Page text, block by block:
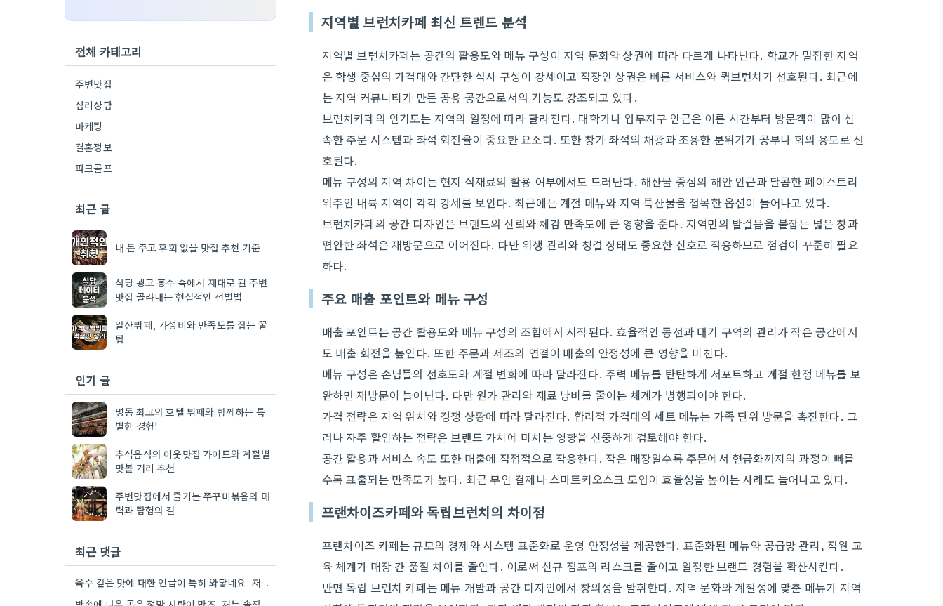
지역별 브런치카페 최신 트렌드 분석
지역별 브런치카페는 공간의 활용도와 메뉴 구성이 지역 문화와 상권에 따라 다르게 나타난다. 학교가 밀집한 지역
은 학생 중심의 가격대와 간단한 식사 구성이 강세이고 직장인 상권은 빠른 서비스와 퀵브런치가 선호된다. 최근에
는 지역 커뮤니티가 만든 공용 공간으로서의 기능도 강조되고 있다.
브런치카페의 인기도는 지역의 일정에 따라 달라진다. 대학가나 업무지구 인근은 이른 시간부터 방문객이 많아 신
속한 주문 시스템과 좌석 회전율이 중요한 요소다. 또한 창가 좌석의 채광과 조용한 분위기가 공부나 회의 용도로 선
호된다.
메뉴 구성의 지역 차이는 현지 식재료의 활용 여부에서도 드러난다. 해산물 중심의 해안 인근과 달콤한 페이스트리
위주인 내륙 지역이 각각 강세를 보인다. 최근에는 계절 메뉴와 지역 특산물을 접목한 옵션이 늘어나고 있다.
브런치카페의 공간 디자인은 브랜드의 신뢰와 체감 만족도에 큰 영향을 준다. 지역민의 발걸음을 붙잡는 넓은 창과
편안한 좌석은 재방문으로 이어진다. 다만 위생 관리와 청결 상태도 중요한 신호로 작용하므로 점검이 꾸준히 필요
하다.
주요 매출 포인트와 메뉴 구성
매출 포인트는 공간 활용도와 메뉴 구성의 조합에서 시작된다. 효율적인 동선과 대기 구역의 관리가 작은 공간에서
도 매출 회전을 높인다. 또한 주문과 제조의 연결이 매출의 안정성에 큰 영향을 미친다.
메뉴 구성은 손님들의 선호도와 계절 변화에 따라 달라진다. 주력 메뉴를 탄탄하게 서포트하고 계절 한정 메뉴를 보
완하면 재방문이 늘어난다. 다만 원가 관리와 재료 낭비를 줄이는 체계가 병행되어야 한다.
가격 전략은 지역 위치와 경쟁 상황에 따라 달라진다. 합리적 가격대의 세트 메뉴는 가족 단위 방문을 촉진한다. 그
러나 자주 할인하는 전략은 브랜드 가치에 미치는 영향을 신중하게 검토해야 한다.
공간 활용과 서비스 속도 또한 매출에 직접적으로 작용한다. 작은 매장일수록 주문에서 현금화까지의 과정이 빠를
수록 표출되는 만족도가 높다. 최근 무인 결제나 스마트키오스크 도입이 효율성을 높이는 사례도 늘어나고 있다.
프랜차이즈카페와 독립브런치의 차이점
프랜차이즈 카페는 규모의 경제와 시스템 표준화로 운영 안정성을 제공한다. 표준화된 메뉴와 공급망 관리, 직원 교
육 체계가 매장 간 품질 차이를 줄인다. 이로써 신규 점포의 리스크를 줄이고 일정한 브랜드 경험을 확산시킨다.
반면 독립 브런치 카페는 메뉴 개발과 공간 디자인에서 창의성을 발휘한다. 지역 문화와 계절성에 맞춘 메뉴가 지역
전체 카테고리
주변맛집
심리상담
마케팅
결혼정보
파크골프
최근 글
내 돈 주고 후회 없을 맛집 추천 기준
식당 광고 홍수 속에서 제대로 된 주변
맛집 골라내는 현실적인 선별법
일산뷔페, 가성비와 만족도를 잡는 꿀
팁
인기 글
명동 최고의 호텔 뷔페와 함께하는 특
별한 경험!
추석음식의 이웃맛집 가이드와 계절별
맛볼 거리 추천
주변맛집에서 즐기는 쭈꾸미볶음의 매
력과 탐험의 길
최근 댓글
육수 깊은 맛에 대한 언급이 특히 와닿네요. 저도 음식을 먹을 때 육수의 깊은 맛을 중요하게…